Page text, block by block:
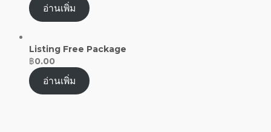
อ่านเพิ่ม
Listing Free Package
฿0.00
อ่านเพิ่ม